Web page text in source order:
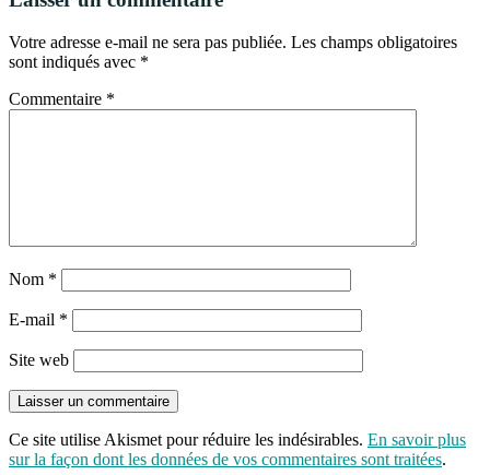
Votre adresse e-mail ne sera pas publiée. Les champs obligatoires
sont indiqués avec *
Commentaire *
Nom *
E-mail *
Site web
Ce site utilise Akismet pour réduire les indésirables. En savoir plus
sur la façon dont les données de vos commentaires sont traitées.